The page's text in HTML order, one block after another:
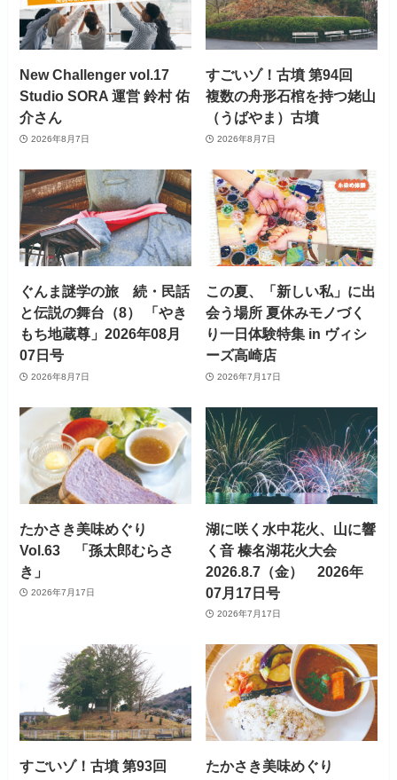
New Challenger vol.17
Studio SORA 運営 鈴村 佑
介さん
2026年8月7日
すごいゾ！古墳 第94回
複数の舟形石棺を持つ姥山
（うばやま）古墳
2026年8月7日
ぐんま謎学の旅 続・民話
と伝説の舞台（8） 「やき
もち地蔵尊」2026年08月
07日号
2026年8月7日
この夏、「新しい私」に出
会う場所 夏休みモノづく
り一日体験特集 in ヴィシ
ーズ高崎店
2026年7月17日
たかさき美味めぐり
Vol.63 「孫太郎むらさ
き」
2026年7月17日
湖に咲く水中花火、山に響
く音 榛名湖花火大会
2026.8.7（金） 2026年
07月17日号
2026年7月17日
すごいゾ！古墳 第93回
たかさき美味めぐり